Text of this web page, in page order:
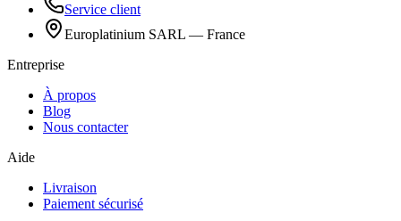
Service client
Europlatinium SARL — France
Entreprise
À propos
Blog
Nous contacter
Aide
Livraison
Paiement sécurisé